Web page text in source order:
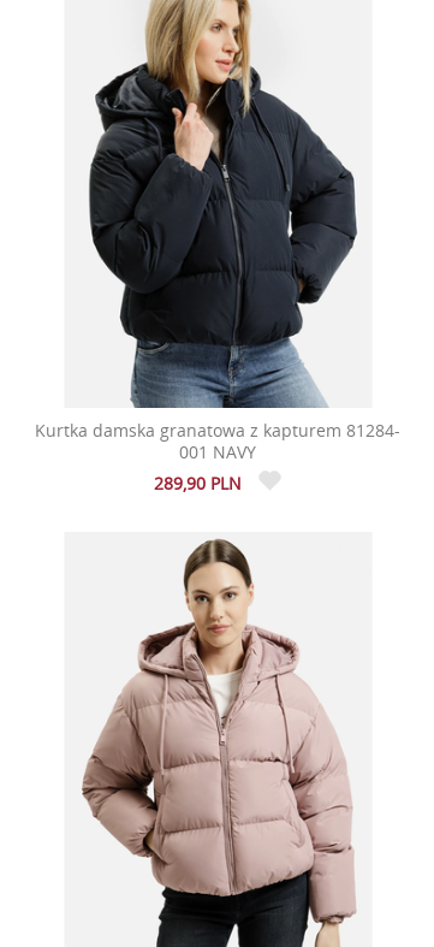
Kurtka damska granatowa z kapturem 81284-
001 NAVY
289,90 PLN